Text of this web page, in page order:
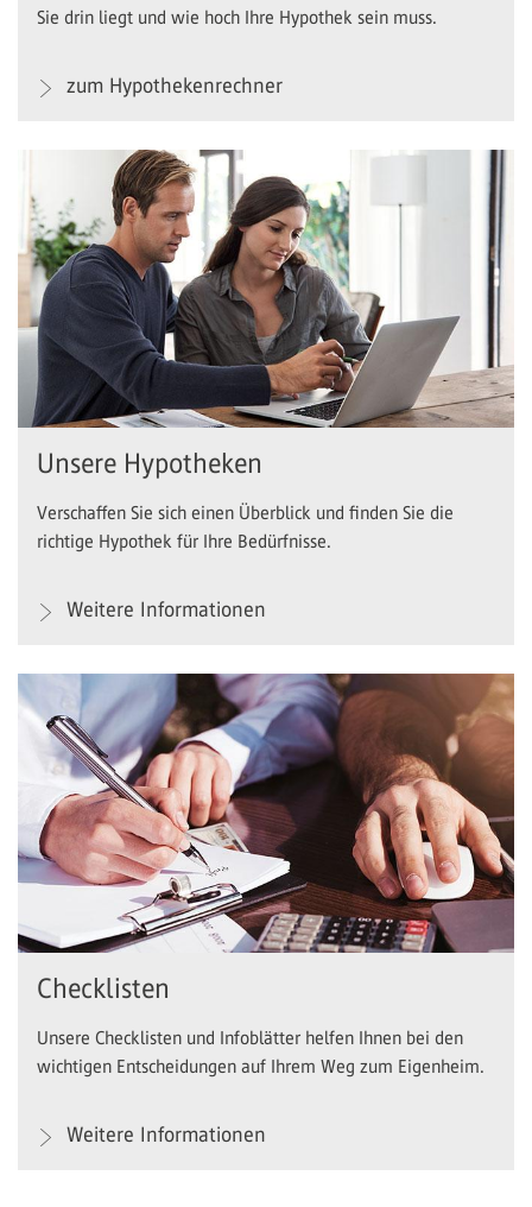
Sie drin liegt und wie hoch Ihre Hypothek sein muss.
zum Hypothekenrechner
Unsere Hypotheken
Verschaffen Sie sich einen Überblick und finden Sie die
richtige Hypothek für Ihre Bedürfnisse.
Weitere Informationen
Checklisten
Unsere Checklisten und Infoblätter helfen Ihnen bei den
wichtigen Entscheidungen auf Ihrem Weg zum Eigenheim.
Weitere Informationen